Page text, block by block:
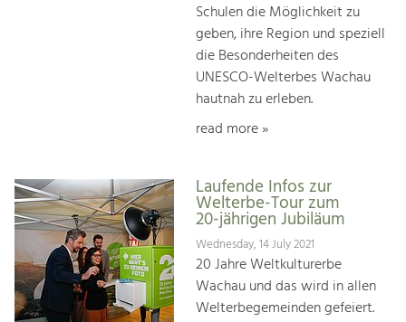
Schulen die Möglichkeit zu
geben, ihre Region und speziell
die Besonderheiten des
UNESCO-Welterbes Wachau
hautnah zu erleben.
read more »
Laufende Infos zur
Welterbe-Tour zum
20-jährigen Jubiläum
Wednesday, 14 July 2021
20 Jahre Weltkulturerbe
Wachau und das wird in allen
Welterbegemeinden gefeiert.